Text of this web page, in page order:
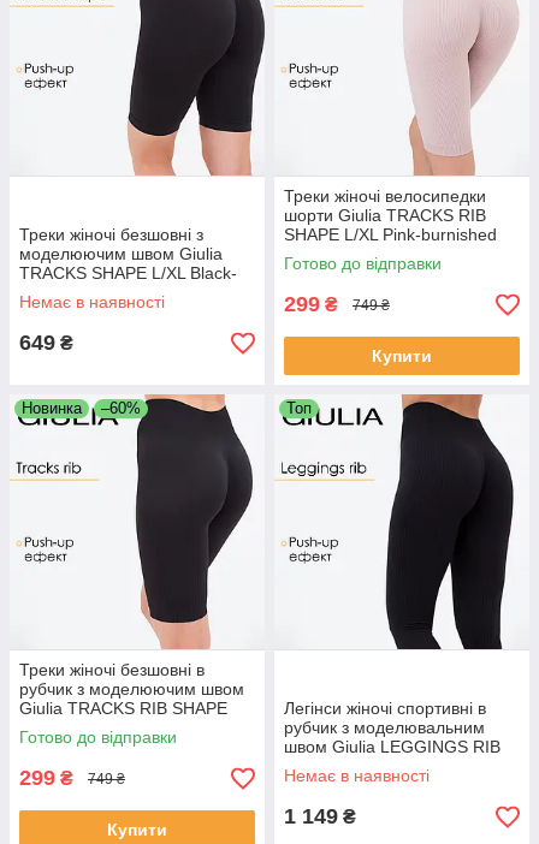
Треки жіночі безшовні з
моделюючим швом Giulia
TRACKS SHAPE L/XL Black-
black спортивні велосипедки
Немає в наявності
649 ₴
Треки жіночі велосипедки
шорти Giulia TRACKS RIB
SHAPE L/XL Pink-burnished
lilac рожеві безшовні в рубчик
для спорту
Готово до відправки
299 ₴ 749 ₴
Купити
Новинка –60%
Треки жіночі безшовні в
рубчик з моделюючим швом
Giulia TRACKS RIB SHAPE
L/XL Black-black спортивні
велосипедки
Готово до відправки
299 ₴ 749 ₴
Купити
Топ
Легінси жіночі спортивні в
рубчик з моделювальним
швом Giulia LEGGINGS RIB
S/M Black-black, лосини
Джулія шов
Немає в наявності
1 149 ₴